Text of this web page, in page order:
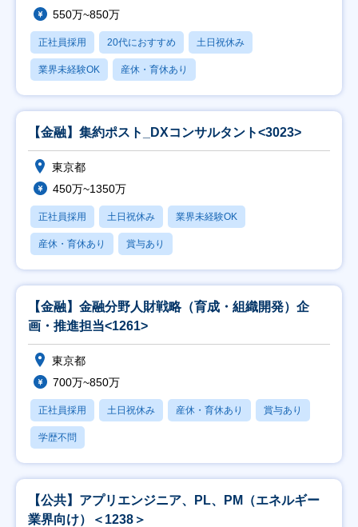
550万~850万
正社員採用 20代におすすめ 土日祝休み
業界未経験OK 産休・育休あり
【金融】集約ポスト_DXコンサルタント<3023>
東京都
450万~1350万
正社員採用 土日祝休み 業界未経験OK
産休・育休あり 賞与あり
【金融】金融分野人財戦略（育成・組織開発）企
画・推進担当<1261>
東京都
700万~850万
正社員採用 土日祝休み 産休・育休あり 賞与あり
学歴不問
【公共】アプリエンジニア、PL、PM（エネルギー
業界向け）＜1238＞